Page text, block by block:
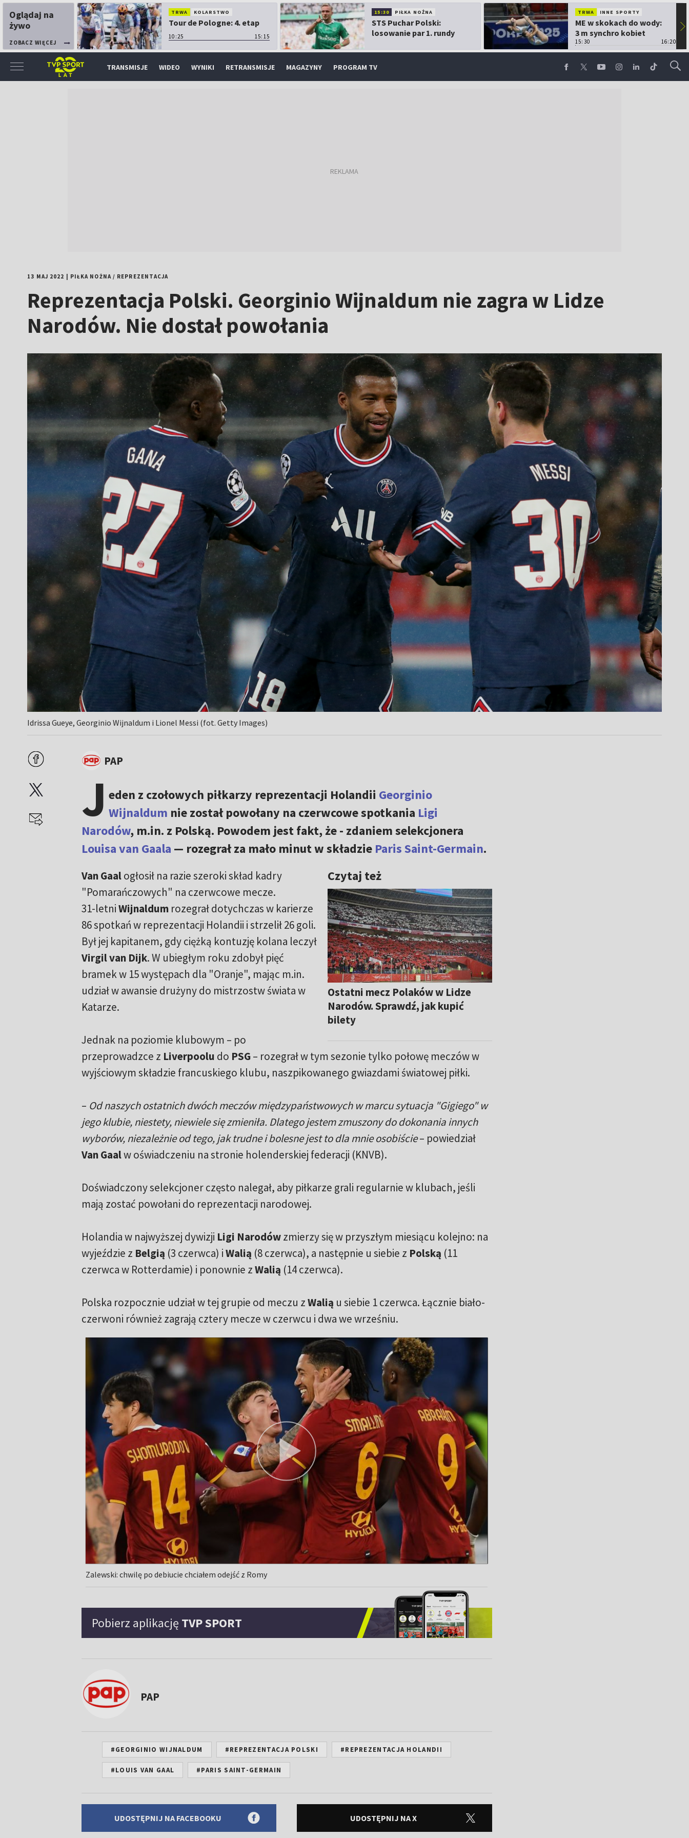
Oglądaj na
żywo
ZOBACZ WIĘCEJ
TRWA KOLARSTWO
Tour de Pologne: 4. etap
10:25 15:15
15:30 PIŁKA NOŻNA
STS Puchar Polski:
losowanie par 1. rundy
TRWA INNE SPORTY
ME w skokach do wody:
3 m synchro kobiet
15:30 16:20
▶
TRANSMISJE WIDEO WYNIKI RETRANSMISJE MAGAZYNY PROGRAM TV
13 MAJ 2022 PIŁKA NOŻNA/ REPREZENTACJA
Reprezentacja Polski. Georginio Wijnaldum nie zagra w Lidze
Narodów. Nie dostał powołania
Idrissa Gueye, Georginio Wijnaldum i Lionel Messi (fot. Getty Images)
PAP
J eden z czołowych piłkarzy reprezentacji Holandii Georginio
Wijnaldum nie został powołany na czerwcowe spotkania Ligi
Narodów, m.in. z Polską. Powodem jest fakt, że - zdaniem selekcjonera
Louisa van Gaala — rozegrał za mało minut w składzie Paris Saint-Germain.
Czytaj też
Ostatni mecz Polaków w Lidze
Narodów. Sprawdź, jak kupić
bilety
Van Gaalogłosił na razie szeroki skład kadry
"Pomarańczowych" na czerwcowe mecze.
31-letniWijnaldumrozegrał dotychczas w karierze
86 spotkań w reprezentacji Holandii i strzelił 26 goli.
Był jej kapitanem, gdy ciężką kontuzję kolana leczył
Virgil van Dijk. W ubiegłym roku zdobył pięć
bramek w 15 występach dla "Oranje", mając m.in.
udział w awansie drużyny do mistrzostw świata w
Katarze.
Jednak na poziomie klubowym – po
przeprowadzce z Liverpoolu do PSG– rozegrał w tym sezonie tylko połowę meczów w
wyjściowym składzie francuskiego klubu, naszpikowanego gwiazdami światowej piłki.
– Od naszych ostatnich dwóch meczów międzypaństwowych w marcu sytuacja "Gigiego" w
jego klubie, niestety, niewiele się zmieniła. Dlatego jestem zmuszony do dokonania innych
wyborów, niezależnie od tego, jak trudne i bolesne jest to dla mnie osobiście– powiedział
Van Gaalw oświadczeniu na stronie holenderskiej federacji (KNVB).
Doświadczony selekcjoner często nalegał, aby piłkarze grali regularnie w klubach, jeśli
mają zostać powołani do reprezentacji narodowej.
Holandia w najwyższej dywizji Ligi Narodówzmierzy się w przyszłym miesiącu kolejno: na
wyjeździe z Belgią (3 czerwca) iWalią (8 czerwca), a następnie u siebie z Polską (11
czerwca w Rotterdamie) i ponownie zWalią (14 czerwca).
Polska rozpocznie udział w tej grupie od meczu zWalią u siebie 1 czerwca. Łącznie biało-
czerwoni również zagrają cztery mecze w czerwcu i dwa we wrześniu.
Zalewski: chwilę po debiucie chciałem odejść z Romy
Pobierz aplikację TVP SPORT
PAP
#GEORGINIO WIJNALDUM #REPREZENTACJA POLSKI #REPREZENTACJA HOLANDII
#LOUIS VAN GAAL #PARIS SAINT-GERMAIN
UDOSTĘPNIJ NA FACEBOOKU UDOSTĘPNIJ NA X